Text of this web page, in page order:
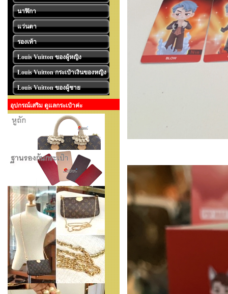
นาฬิกา
แว่นตา
รองเท้า
Louis Vuitton ของผู้หญิง
Louis Vuitton กระเป๋าเงินของหญิง
Louis Vuitton ของผู้ชาย
อุปกรณ์เสริม ดูแลกระเป๋าค่ะ